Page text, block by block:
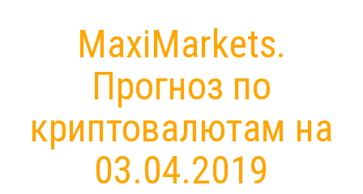
MaxiMarkets.
Прогноз по
криптовалютам на
03.04.2019